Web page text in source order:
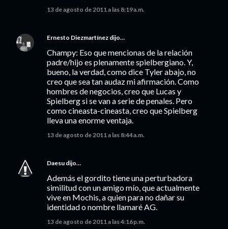
13 de agosto de 2011 a las 8:19 a.m.
Ernesto Diezmartínez dijo…
Champy: Eso que mencionas de la relación
padre/hijo es plenamente spielbergiano. Y,
bueno, la verdad, como dice Tyler abajo, no
creo que sea tan audaz mi afirmación. Como
hombres de negocios, creo que Lucas y
Spielberg si se van a serie de penales. Pero
como cineasta-cineasta, creo que Spielberg
lleva una enorme ventaja.
13 de agosto de 2011 a las 8:44 a.m.
Daesu dijo…
Además el gordito tiene una perturbadora
similitud con un amigo mío, que actualmente
vive en Mochis, a quien para no dañar su
identidad o nombre llamaré AG.
13 de agosto de 2011 a las 4:16 p.m.